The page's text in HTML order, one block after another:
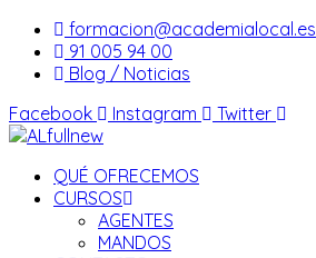
Saltar
contenido
formacion@academialocal.es
91 005 94 00
Blog / Noticias
Facebook
Instagram Twitter
QUÉ OFRECEMOS
CURSOS
AGENTES
MANDOS